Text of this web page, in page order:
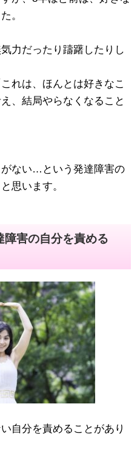
。
力だったり躊躇したりし
れは、ほんとは好きなこ
、結局やらなくなること
ない…という発達障害の
思います。
障害の自分を責める
自分を責めることがあり